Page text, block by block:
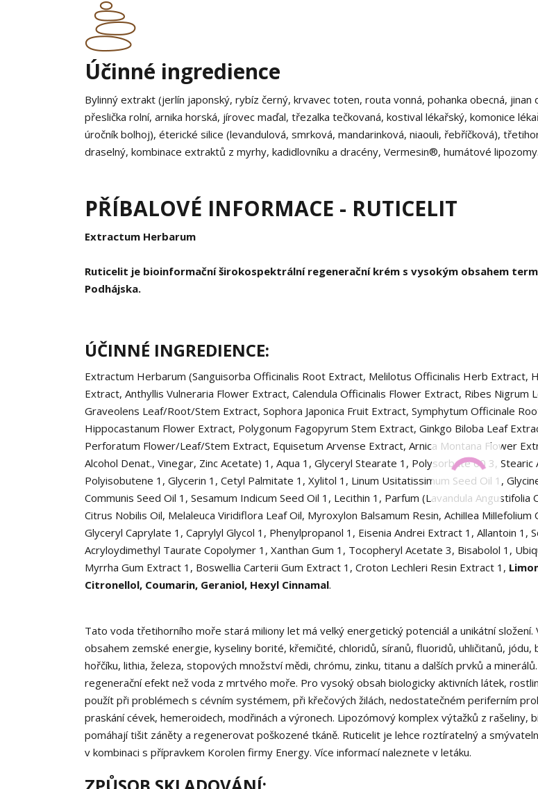
Účinné ingredience
Bylinný extrakt (jerlín japonský, rybíz černý, krvavec toten, routa vonná, pohanka obecná, jinan
přeslička rolní, arnika horská, jírovec maďal, třezalka tečkovaná, kostival lékařský, komonice
úročník bolhoj), éterické silice (levandulová, smrková, mandarinková, niaouli, řebříčková),
draselný, kombinace extraktů z myrhy, kadidlovníku a dracény, Vermesin®, humátové lipozomy.
PŘÍBALOVÉ INFORMACE - RUTICELIT
Extractum Herbarum
Ruticelit je bioinformační širokospektrální regenerační krém s vysokým obsahem
Podhájska.
ÚČINNÉ INGREDIENCE:
Extractum Herbarum (Sanguisorba Officinalis Root Extract, Melilotus Officinalis Herb Extract,
Extract, Anthyllis Vulneraria Flower Extract, Calendula Officinalis Flower Extract, Ribes Nigrum
Graveolens Leaf/Root/Stem Extract, Sophora Japonica Fruit Extract, Symphytum Officinale
Hippocastanum Flower Extract, Polygonum Fagopyrum Stem Extract, Ginkgo Biloba Leaf
Perforatum Flower/Leaf/Stem Extract, Equisetum Arvense Extract, Arnica Montana Flower
Alcohol Denat., Vinegar, Zinc Acetate) 1 , Aqua 1 , Glyceryl Stearate 1 , Polysorbate 60 3, Stearic
Polyisobutene 1 , Glycerin 1 , Cetyl Palmitate 1 , Xylitol 1 , Linum Usitatissimum Seed Oil 1 ,
Communis Seed Oil 1 , Sesamum Indicum Seed Oil 1 , Lecithin 1 , Parfum (Lavandula Angustifolia
Citrus Nobilis Oil, Melaleuca Viridiflora Leaf Oil, Myroxylon Balsamum Resin, Achillea Millefolium
Glyceryl Caprylate 1 , Caprylyl Glycol 1 , Phenylpropanol 1 , Eisenia Andrei Extract 1 , Allantoin 1 ,
Acryloydimethyl Taurate Copolymer 1 , Xanthan Gum 1 , Tocopheryl Acetate 3, Bisabolol 1 ,
Myrrha Gum Extract 1 , Boswellia Carterii Gum Extract 1 , Croton Lechleri Resin Extract 1 ,
Citronellol, Coumarin, Geraniol, Hexyl Cinnamal.
Tato voda třetihorního moře stará miliony let má velký energetický potenciál a unikátní složení.
obsahem zemské energie, kyseliny borité, křemičité, chloridů, síranů, fluoridů, uhličitanů, jódu,
hořčíku, lithia, železa, stopových množství mědi, chrómu, zinku, titanu a dalších prvků a
regenerační efekt než voda z mrtvého moře. Pro vysoký obsah biologicky aktivních látek,
použít při problémech s cévním systémem, při křečových žilách, nedostatečném periferním
praskání cévek, hemeroidech, modřinách a výronech. Lipozómový komplex výtažků z rašeliny,
pomáhají tišit záněty a regenerovat poškozené tkáně. Ruticelit je lehce roztíratelný a
v kombinaci s přípravkem Korolen firmy Energy. Více informací naleznete v letáku.